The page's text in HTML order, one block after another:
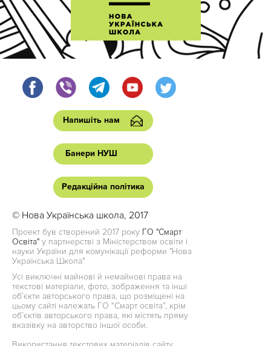
Напишіть нам
Банери НУШ
Редакційна політика
© Нова Українська школа, 2017
Проект був створений 2017 року ГО "Смарт
Освіта" у партнерстві з Міністерством освіти і
науки України для комунікації реформи "Нова
Українська Школа"
Усі виключні майнові й немайнові права на
текстові матеріали, фото, зображення та інші
об’єкти авторського права, що розміщені на
цьому сайті належать ГО “Смарт освіта”, крім
об’єктів авторського права, які містять пряму
вказівку на авторство іншої особи.